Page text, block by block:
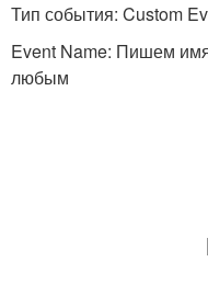
Тип события: Custom
Event Name: Пишем
любым